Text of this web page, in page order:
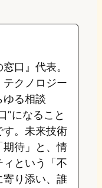
e
a
窓口』代表。
クノロジー
ゆる相談
”になること
す。未来技術
期待」と、情
という「不
り添い、誰